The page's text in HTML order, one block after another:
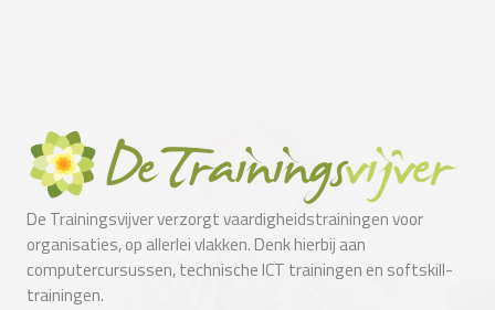
De Trainingsvijver verzorgt vaardigheidstrainingen voor
organisaties, op allerlei vlakken. Denk hierbij aan
computercursussen, technische ICT trainingen en softskill-
trainingen.